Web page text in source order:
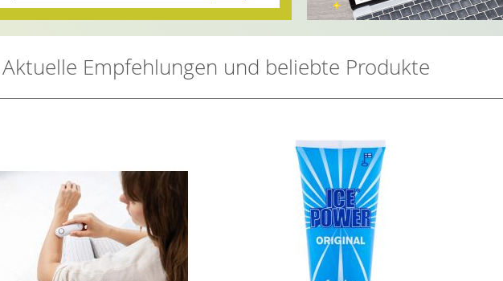
Aktuelle Empfehlungen und beliebte Produkte